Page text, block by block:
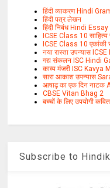
हिंदी व्याकरण Hindi
हिंदी पत्र लेखन
हिंदी निबंध Hindi Essay
ICSE Class 10 साहित्य
ICSE Class 10
नया रास्ता उपन्यास
गद्य संकलन ISC Hindi
काव्य मंजरी ISC Kavya
सारा आकाश उपन्यास
आषाढ़ का एक दिन नाटक
CBSE Vitan Bhag 2
बच्चों के लिए उपयोगी
Subscribe to